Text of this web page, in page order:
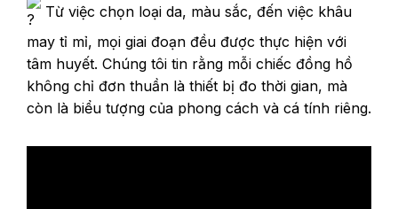
Từ việc chọn loại da, màu sắc, đến việc khâu
may tỉ mỉ, mọi giai đoạn đều được thực hiện với
tâm huyết. Chúng tôi tin rằng mỗi chiếc đồng hồ
không chỉ đơn thuần là thiết bị đo thời gian, mà
còn là biểu tượng của phong cách và cá tính riêng.